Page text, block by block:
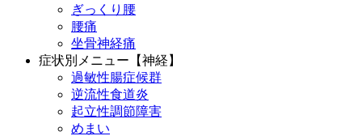
ぎっくり腰
腰痛
坐骨神経痛
症状別メニュー【神経】
過敏性腸症候群
逆流性食道炎
起立性調節障害
めまい